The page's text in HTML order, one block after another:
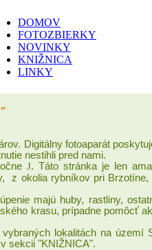
DOMOV
FOTOZBIERKY
NOVINKY
KNIŽNICA
LINKY
Digitálny fotoaparát
nestihli pred nami.
J. Táto stránka je len
z okolia rybníkov pri
majú huby, rastliny,
krasu, prípadne pomôcť
lokalitách na území
sekcii "KNIŽNICA".